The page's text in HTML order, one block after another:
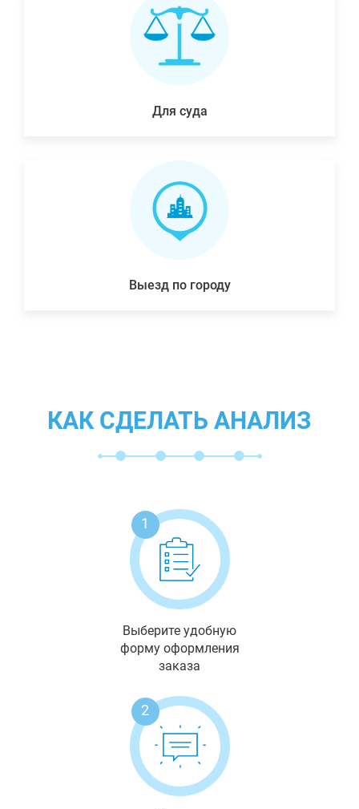
Для суда
Выезд по городу
КАК СДЕЛАТЬ АНАЛИЗ
1
Выберите удобную
форму оформления
заказа
2